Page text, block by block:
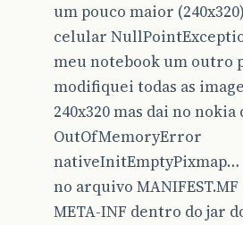
um pouco maior
celular
meu notebook um outro
modifiquei todas as
240x320 mas dai no
OutOfMemoryError
no arquivo
META-INF dentro do jar